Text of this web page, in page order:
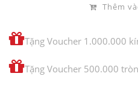
Thêm
Tặng Voucher 1.000.000
Tặng Voucher 500.000